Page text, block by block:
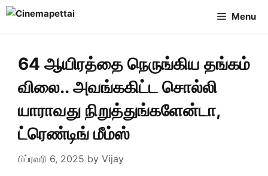
Skip
Menu
64 ஆயிரத்தை நெருங்கிய தங்கம்
விலை.. அவங்ககிட்ட சொல்லி
யாராவது நிறுத்துங்களேன்டா,
ட்ரெண்டிங் மீம்ஸ்
பிப்ரவரி 6, 2025 by Vijay